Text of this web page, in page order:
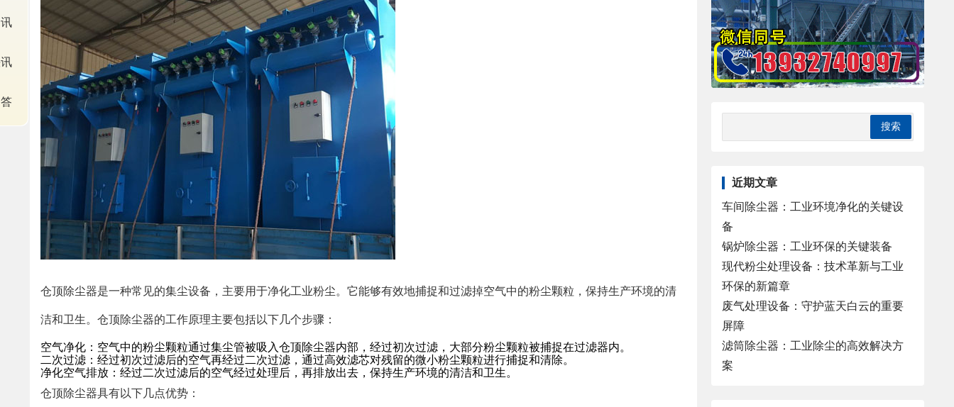
仓顶除尘器是一种常见的集尘设备，主要用于净化工业粉尘。它能够有效地捕捉和过滤掉空气中的粉尘颗粒，保持生产环境的清
洁和卫生。仓顶除尘器的工作原理主要包括以下几个步骤：
空气净化：空气中的粉尘颗粒通过集尘管被吸入仓顶除尘器内部，经过初次过滤，大部分粉尘颗粒被捕捉在过滤器内。
二次过滤：经过初次过滤后的空气再经过二次过滤，通过高效滤芯对残留的微小粉尘颗粒进行捕捉和清除。
净化空气排放：经过二次过滤后的空气经过处理后，再排放出去，保持生产环境的清洁和卫生。
仓顶除尘器具有以下几点优势：
近期文章
车间除尘器：工业环境净化的关键设
备
锅炉除尘器：工业环保的关键装备
现代粉尘处理设备：技术革新与工业
环保的新篇章
废气处理设备：守护蓝天白云的重要
屏障
滤筒除尘器：工业除尘的高效解决方
案